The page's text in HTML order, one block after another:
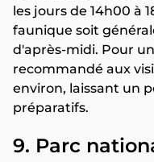
les jours de 14h00 à
faunique soit
d'après-midi. Pour
recommandé aux
environ, laissant un
préparatifs.
9. Parc